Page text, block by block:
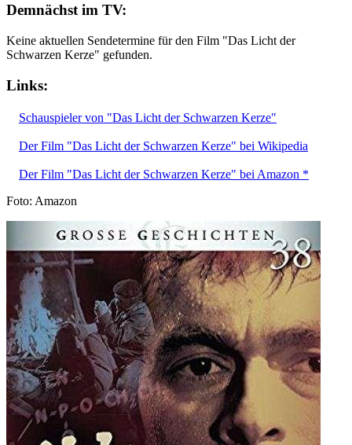
Demnächst im TV:
Keine aktuellen Sendetermine für den Film "Das Licht der
Schwarzen Kerze" gefunden.
Links:
Schauspieler von "Das Licht der Schwarzen Kerze"
Der Film "Das Licht der Schwarzen Kerze" bei Wikipedia
Der Film "Das Licht der Schwarzen Kerze" bei Amazon *
Foto: Amazon